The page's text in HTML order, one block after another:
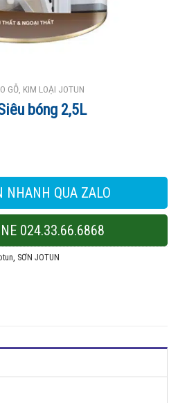
GỖ, KIM LOẠI JOTUN
bóng 2,5L
NHANH QUA ZALO
024.33.66.6868
, SƠN JOTUN